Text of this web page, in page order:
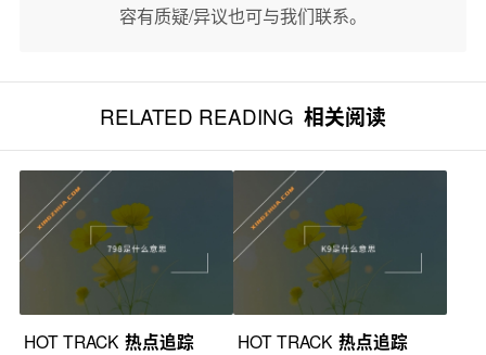
容有质疑/异议也可与我们联系。
RELATED READING 相关阅读
HOT TRACK 热点追踪 HOT TRACK 热点追踪